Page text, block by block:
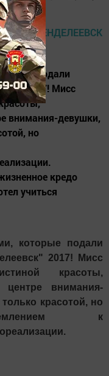
подали
2017! Мисс
внимания-девушки,
но
кредо
учиться
которые подали
2017! Мисс
красоты,
внимания-
красотой, но
к